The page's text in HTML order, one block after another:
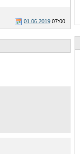
01.06.2019 07:00